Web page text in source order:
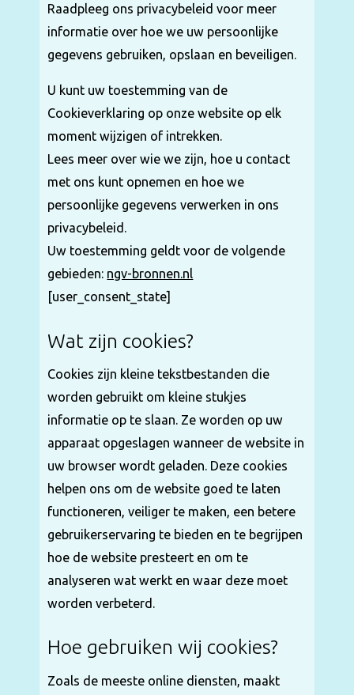
Raadpleeg ons privacybeleid voor meer
informatie over hoe we uw persoonlijke
gegevens gebruiken, opslaan en beveiligen.
U kunt uw toestemming van de
Cookieverklaring op onze website op elk
moment wijzigen of intrekken.
Lees meer over wie we zijn, hoe u contact
met ons kunt opnemen en hoe we
persoonlijke gegevens verwerken in ons
privacybeleid.
Uw toestemming geldt voor de volgende
gebieden: ngv-bronnen.nl
[user_consent_state]
Wat zijn cookies?
Cookies zijn kleine tekstbestanden die
worden gebruikt om kleine stukjes
informatie op te slaan. Ze worden op uw
apparaat opgeslagen wanneer de website in
uw browser wordt geladen. Deze cookies
helpen ons om de website goed te laten
functioneren, veiliger te maken, een betere
gebruikerservaring te bieden en te begrijpen
hoe de website presteert en om te
analyseren wat werkt en waar deze moet
worden verbeterd.
Hoe gebruiken wij cookies?
Zoals de meeste online diensten, maakt